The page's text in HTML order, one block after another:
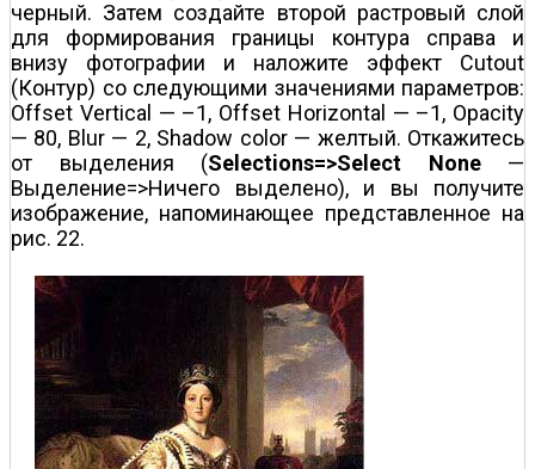
черный. Затем создайте второй растровый слой
для формирования границы контура справа и
внизу фотографии и наложите эффект Cutout
(Контур) со следующими значениями параметров:
Offset Vertical — –1, Offset Horizontal — –1, Opacity
— 80, Blur — 2, Shadow color — желтый. Откажитесь
от выделения (Selections=>Select None—
Выделение=>Ничего выделено), и вы получите
изображение, напоминающее представленное на
рис. 22.